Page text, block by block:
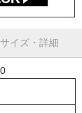
サイズ・詳細